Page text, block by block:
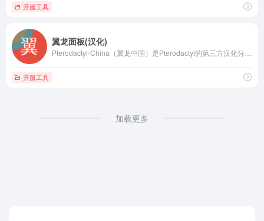
开服工具
翼龙面板(汉化)
开服工具
加载更多